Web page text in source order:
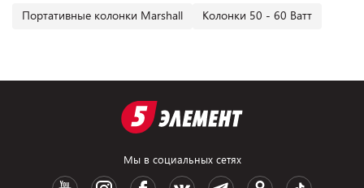
Портативные колонки Marshall Колонки 50 - 60 Ватт
Мы в социальных сетях